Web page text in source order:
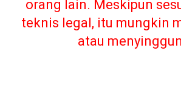
orang lain. Meskipun
teknis legal, itu mungkin
atau